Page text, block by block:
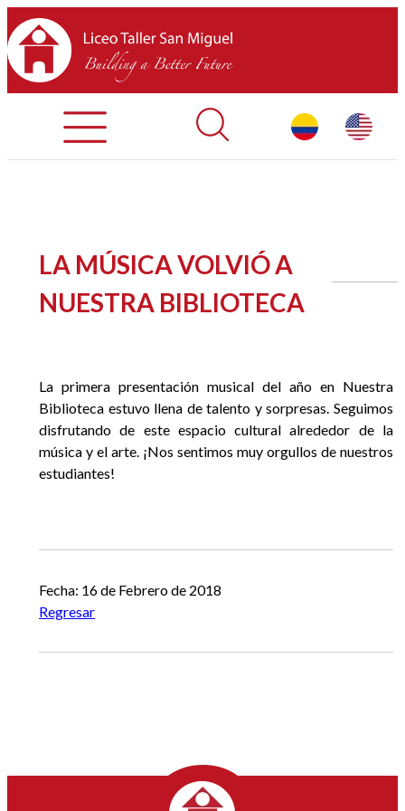
INICIO
SOBRE LTSM
EQUIPO
EGRESADOS
LA MÚSICA VOLVIÓ A
NUESTRA BIBLIOTECA
La primera presentación musical del año en Nuestra
Biblioteca estuvo llena de talento y sorpresas. Seguimos
disfrutando de este espacio cultural alrededor de la
música y el arte. ¡Nos sentimos muy orgullos de nuestros
estudiantes!
Fecha: 16 de Febrero de 2018
Regresar